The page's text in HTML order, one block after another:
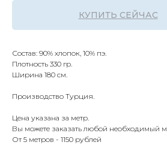
КУПИТЬ СЕЙЧАС
Состав: 90% хлопок, 10% пэ.
Плотность 330 гр.
Ширина 180 см.
Производство Турция.
Цена указана за метр.
Вы можете заказать любой необходимый
От 5 метров - 1150 рублей